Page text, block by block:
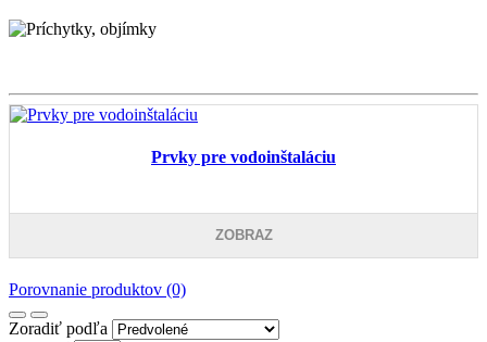
Prvky pre vodoinštaláciu
ZOBRAZ
Porovnanie produktov (0)
Zoradiť podľa